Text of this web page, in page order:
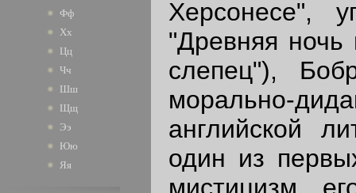
Фф
Хх
Цц
Чч
Шш
Щщ
Ээ
Юю
Яя
Херсонесе",
"Древняя
слепец"),
морально-
английской
один из